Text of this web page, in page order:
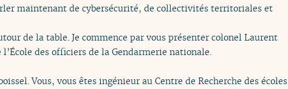
maintenant de cybersécurité, de collectivités territoriales et
de la table. Je commence par vous présenter colonel Laurent
des officiers de la Gendarmerie nationale.
Vous, vous êtes ingénieur au Centre de Recherche des écoles